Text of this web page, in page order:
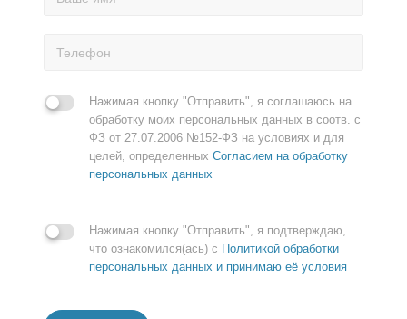
Нажимая кнопку "Отправить", я соглашаюсь на
обработку моих персональных данных в соотв. с
ФЗ от 27.07.2006 №152-ФЗ на условиях и для
целей, определенных Согласием на обработку
персональных данных
Нажимая кнопку "Отправить", я подтверждаю,
что ознакомился(ась) с Политикой обработки
персональных данных и принимаю её условия